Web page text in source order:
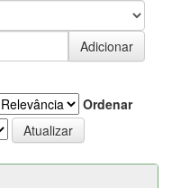
Ordenar